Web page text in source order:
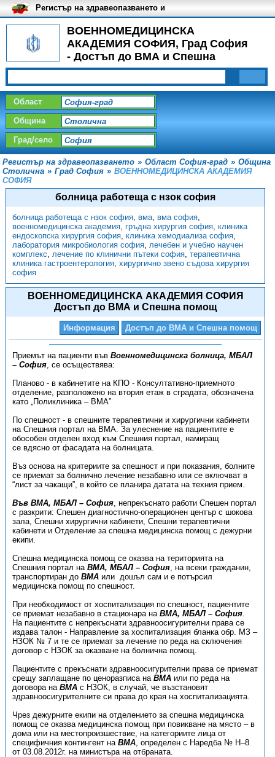
ВОЕННОМЕДИЦИНСКА
АКАДЕМИЯ СОФИЯ, Град София
- Достъп до ВМА и Спешна
помощ
Регистър на здравеопазването и
медицинските заведения в
България
Област
Община
Град/село
Регистър на здравеопазването » Област София-град » Община
Столична » Град София » ВОЕННОМЕДИЦИНСКА АКАДЕМИЯ
СОФИЯ
болница работеща с нзок софия
болница работеща с нзок софия, вма, вма софия,
военномедицинска академия, гръдна хирургия софия, клиника
ендоскопска хирургия софия, клиника хемодиализа софия,
лаборатория микробиология софия, лечебен и учебно научен
комплекс, лечение по клинични пътеки софия, тeрапевтична
клиника гастроентерология, хирургично звено съдова хирургия
софия
ВОЕННОМЕДИЦИНСКА АКАДЕМИЯ СОФИЯ
Достъп до ВМА и Спешна помощ
Информация Достъп до ВМА и Спешна помощ
Приемът на пациенти във Военномедицинска болница, МБАЛ
– София, се осъществява:
Планово - в кабинетите на КПО - Консултативно-приемното
отделение, разположено на втория етаж в сградата, обозначена
като „Поликлиника – ВМА”
По спешност - в спешните терапевтични и хирургични кабинети
на Спешния портал на ВМА. За улеснение на пациентите е
обособен отделен вход към Спешния портал, намиращ
се вдясно от фасадата на болницата.
Въз основа на критериите за спешност и при показания, болните
се приемат за болнично лечение незабавно или се включват в
“лист за чакащи”, в който се планира датата на техния прием.
Във ВМА, МБАЛ – София, непрекъснато работи Спешен портал
с разкрити: Спешен диагностично-операционен център с шокова
зала, Спешни хирургични кабинети, Спешни терапевтични
кабинети и Отделение за спешна медицинска помощ с дежурни
екипи.
Спешна медицинска помощ се оказва на територията на
Спешния портал на ВМА, МБАЛ – София, на всеки гражданин,
транспортиран до ВМАили дошъл сам и е потърсил
медицинска помощ по спешност.
При необходимост от хоспитализация по спешност, пациентите
се приемат незабавно в стационара на ВМА, МБАЛ – София.
На пациентите с непрекъснати здравноосигурителни права се
издава талон - Направление за хоспитализация бланка обр. МЗ –
НЗОК № 7 и те се приемат за лечение по реда на сключения
договор с НЗОК за оказване на болнична помощ.
Пациентите с прекъснати здравноосигурителни права се приемат
срещу заплащане по ценоразписа наВМАили по реда на
договора наВМАс НЗОК, в случай, че възстановят
здравноосигурителните си права до края на хоспитализацията.
Чрез дежурните екипи на отделението за спешна медицинска
помощ се оказва медицинска помощ при повикване на място – в
дома или на местопроизшествие, на категориите лица от
специфичния контингент на ВМА, определен с Наредба № Н–8
от 03.08.2012г. на министъра на отбраната.